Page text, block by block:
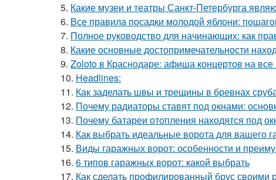
5. Какие музеи и театры Санкт-Петербурга
6. Все правила посадки молодой яблони:
7. Полное руководство для начинающих: как
8. Какие основные достопримечательности
9. Zoloto в Краснодаре: афиша концертов на все
10. Headlines:
11. Как заделать швы и трещины в бревнах
12. Почему радиаторы ставят под окнами:
13. Почему батареи отопления находятся под
14. Как выбрать идеальные ворота для вашего
15. Виды гаражных ворот: особенности и
16. 6 типов гаражных ворот: какой выбрать
17. Как сделать профилированный брус своими